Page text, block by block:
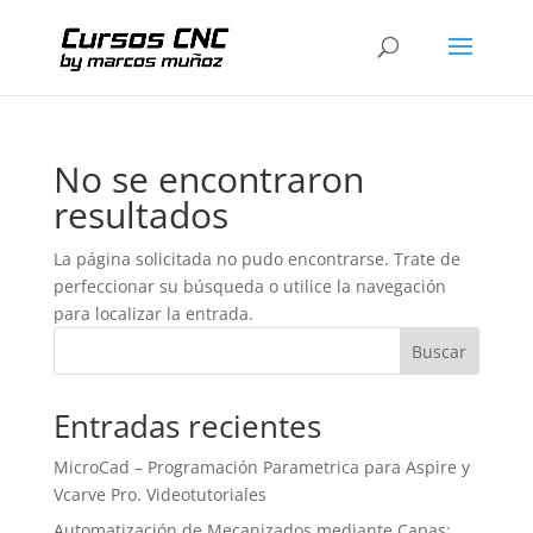
No se encontraron
resultados
La página solicitada no pudo encontrarse. Trate de
perfeccionar su búsqueda o utilice la navegación
para localizar la entrada.
Buscar
Entradas recientes
MicroCad – Programación Parametrica para Aspire y
Vcarve Pro. Videotutoriales